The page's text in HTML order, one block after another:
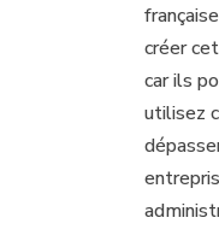
créer
car ils
utilisez